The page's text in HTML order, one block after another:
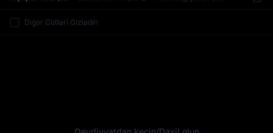
Digər Cütləri Gizlədin